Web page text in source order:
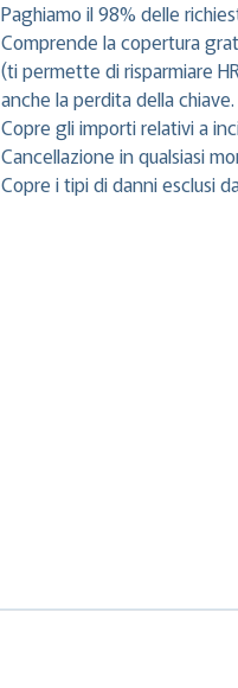
Paghiamo il 98% delle
Comprende la copertura
(ti permette di risparmiare
anche la perdita della chiave.
Copre gli importi relativi a
Cancellazione in qualsiasi
Copre i tipi di danni esclusi